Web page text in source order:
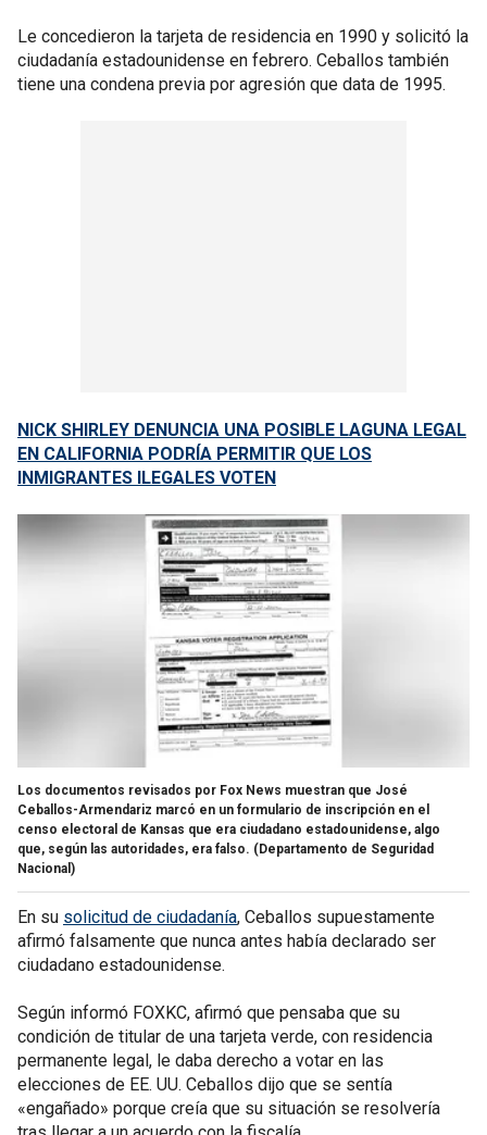
Le concedieron la tarjeta de residencia en 1990 y solicitó la
ciudadanía estadounidense en febrero. Ceballos también
tiene una condena previa por agresión que data de 1995.
NICK SHIRLEY DENUNCIA UNA POSIBLE LAGUNA LEGAL
EN CALIFORNIA PODRÍA PERMITIR QUE LOS
INMIGRANTES ILEGALES VOTEN
Los documentos revisados por Fox News muestran que José
Ceballos-Armendariz marcó en un formulario de inscripción en el
censo electoral de Kansas que era ciudadano estadounidense, algo
que, según las autoridades, era falso. (Departamento de Seguridad
Nacional)
En su solicitud de ciudadanía, Ceballos supuestamente
afirmó falsamente que nunca antes había declarado ser
ciudadano estadounidense.
Según informó FOXKC, afirmó que pensaba que su
condición de titular de una tarjeta verde, con residencia
permanente legal, le daba derecho a votar en las
elecciones de EE. UU. Ceballos dijo que se sentía
«engañado» porque creía que su situación se resolvería